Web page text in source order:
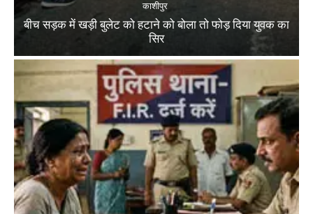
काशीपुर
बीच सड़क में खड़ी बुलेट को हटाने को बोला तो फोड़ दिया युवक का
सिर